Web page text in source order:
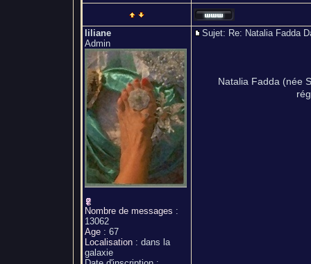
liliane
Admin
Nombre de messages :
13062
Age: 67
Localisation: dans la
galaxie
Sujet: Re: Natalia Fadda
Natalia Fadda (née